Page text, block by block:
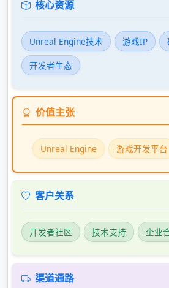
核心资源
Unreal Engine技术 游戏IP
开发者生态
价值主张
Unreal Engine 游戏开发平台
客户关系
开发者社区 技术支持 企业
渠道通路